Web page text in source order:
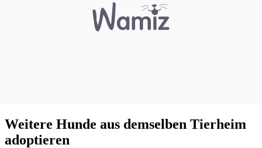
Weitere Hunde aus demselben Tierheim
adoptieren